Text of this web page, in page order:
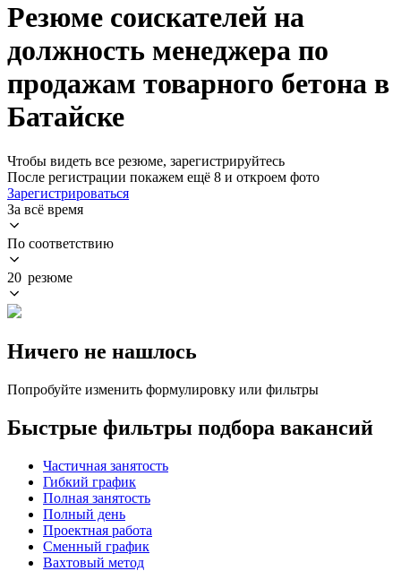
Резюме соискателей на
должность менеджера по
продажам товарного бетона в
Батайске
Чтобы видеть все резюме, зарегистрируйтесь
После регистрации покажем ещё 8 и откроем фото
Зарегистрироваться
За всё время
По соответствию
20 резюме
Ничего не нашлось
Попробуйте изменить формулировку или фильтры
Быстрые фильтры подбора вакансий
Частичная занятость
Гибкий график
Полная занятость
Полный день
Проектная работа
Сменный график
Вахтовый метод